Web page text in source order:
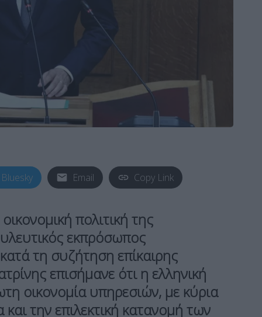
Bluesky Email Copy Link
πολιτική της
εκπρόσωπος
τη συζήτηση επίκαιρης
επισήμανε ότι η ελληνική
οικονομία υπηρεσιών, με κύρια
την επιλεκτική κατανομή των